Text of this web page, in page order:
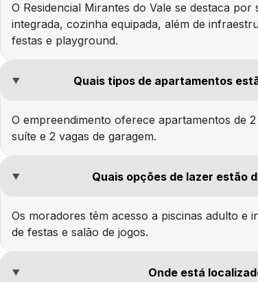
O Residencial Mirantes do Vale se destaca
integrada, cozinha equipada, além de
festas e playground.
Quais tipos de apartamentos
O empreendimento oferece apartamentos de
suíte e 2 vagas de garagem.
Quais opções de lazer estão
Os moradores têm acesso a piscinas adulto e
de festas e salão de jogos.
Onde está